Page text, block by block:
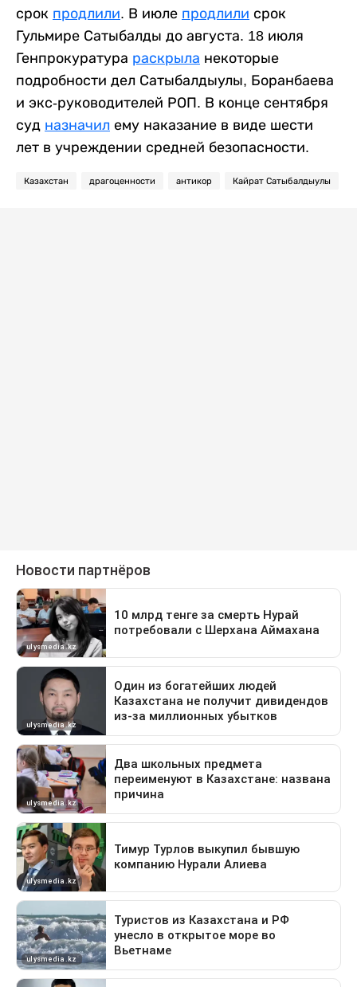
срок продлили. В июле продлили срок
Гульмире Сатыбалды до августа. 18 июля
Генпрокуратура раскрыла некоторые
подробности дел Сатыбалдыулы, Боранбаева
и экс-руководителей РОП. В конце сентября
суд назначил ему наказание в виде шести
лет в учреждении средней безопасности.
Казахстан драгоценности антикор Кайрат Сатыбалдыулы